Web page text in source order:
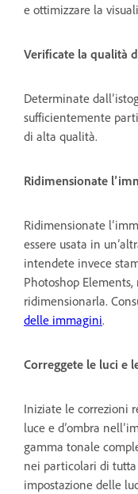
e ottimizzare la
Verificate la qualità
Determinate
sufficientemente
di alta qualità.
Ridimensionate
Ridimensionate
essere usata in
intendete invece
Photoshop
ridimensionarla.
delle immagini.
Correggete le luci e
Iniziate le correzioni
luce e d’ombra
gamma tonale
nei particolari di tutta
impostazione delle